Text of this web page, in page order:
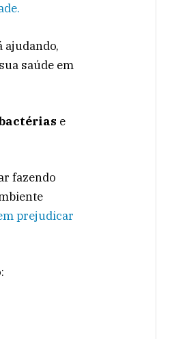
ajudando,
saúde em
e
fazendo
prejudicar